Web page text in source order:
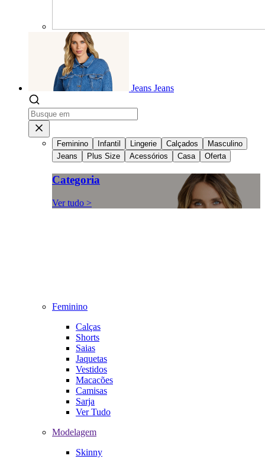
Jeans Jeans
Feminino Infantil Lingerie Calçados
Masculino
Jeans
Plus Size Acessórios Casa Oferta
Categoria
Ver tudo >
Feminino
Calças
Shorts
Saias
Jaquetas
Vestidos
Macacões
Camisas
Sarja
Ver Tudo
Modelagem
Skinny